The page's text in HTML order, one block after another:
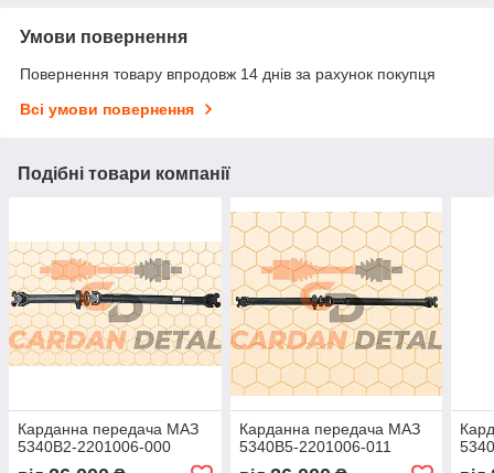
Умови повернення
Повернення товару впродовж 14 днів за рахунок покупця
Всі умови повернення
Подібні товари компанії
Карданна передача МАЗ
5340В2-2201006-000
Карданна передача МАЗ
5340В5-2201006-011